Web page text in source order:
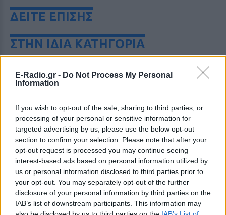
E-Radio.gr - Do Not Process My Personal
Information
If you wish to opt-out of the sale, sharing to third parties, or
processing of your personal or sensitive information for
targeted advertising by us, please use the below opt-out
section to confirm your selection. Please note that after your
opt-out request is processed you may continue seeing
interest-based ads based on personal information utilized by
us or personal information disclosed to third parties prior to
your opt-out. You may separately opt-out of the further
disclosure of your personal information by third parties on the
IAB’s list of downstream participants. This information may
ΔΕΙΤΕ ΕΠΙΣΗΣ
ΣΤΗΝ ΙΔΙΑ ΚΑΤΗΓΟΡΙΑ
Φωτιά στα Αχλάδια Σητείας: Σε
πλήρη εξέλιξη η πυρκαγιά στην
Μεγάλη επιχείρηση κατάσβεσης
εκτυλίσσεται από τα βαθιά της νύχτας
της Παρασκευής 7/8 στη Σητεία
Λασιθίου, όπου ξέσπασε πυρκαγιά στην
τοποθεσία Αχλάδια.
Νέα Αγχίαλος: Ηλικιωμένος
αυνανιζόταν κοιτάζοντας
13χρονη από το παράθυρό του
ΠΡΙΝ 9 ΏΡΕΣ
Μάθετε για τη σύλληψη 66χρονου που